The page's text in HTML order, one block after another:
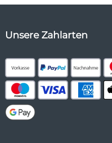
Unsere Zahlarten